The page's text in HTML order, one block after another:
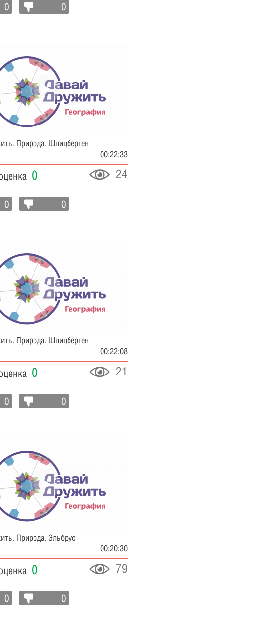
0 0
Природа. Шпицберген
00:22:33
0 24
0 0
Природа. Шпицберген
00:22:08
0 21
0 0
Природа. Эльбрус
00:20:30
0 79
0 0